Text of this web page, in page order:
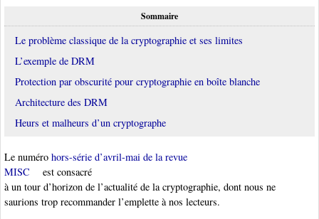
Sommaire
Le problème classique de la cryptographie et ses limites
L’exemple de DRM
Protection par obscurité pour cryptographie en boîte blanche
Architecture des DRM
Heurs et malheurs d’un cryptographe
Le numéro hors-série d’avril-mai de la revue
MISC
est consacré
à un tour d’horizon de l’actualité de la cryptographie, dont nous ne
saurions trop recommander l’emplette à nos lecteurs.